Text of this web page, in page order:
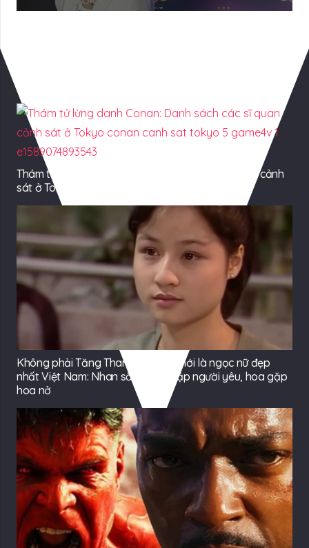
Thám tử lừng danh Conan: Danh sách các sĩ quan cảnh
sát ở Tokyo
Không phải Tăng Thanh Hà, đây mới là ngọc nữ đẹp
nhất Việt Nam: Nhan sắc người gặp người yêu, hoa gặp
hoa nở